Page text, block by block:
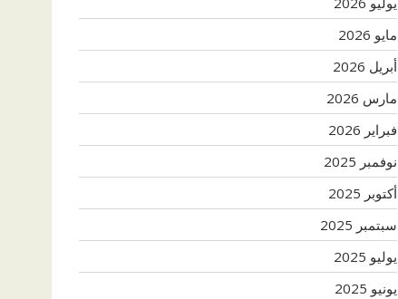
مايو 2026
أبريل 2026
مارس 2026
فبراير 2026
نوفمبر 2025
أكتوبر 2025
سبتمبر 2025
يوليو 2025
يونيو 2025